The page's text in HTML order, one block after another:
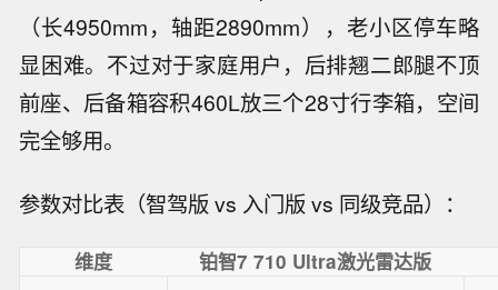
（长4950mm，轴距2890mm），老小区停车略
显困难。不过对于家庭用户，后排翘二郎腿不顶
前座、后备箱容积460L放三个28寸行李箱，空间
完全够用。
参数对比表（智驾版 vs 入门版 vs 同级竞品）：
维度 铂智7 710 Ultra激光雷达版